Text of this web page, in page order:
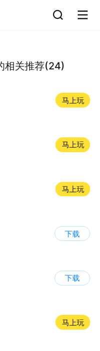
相关推荐(24)
马上玩
马上玩
马上玩
下载
下载
马上玩